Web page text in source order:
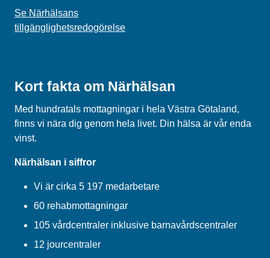
Se Närhälsans
tillgänglighetsredogörelse
Kort fakta om Närhälsan
Med hundratals mottagningar i hela Västra Götaland,
finns vi nära dig genom hela livet. Din hälsa är vår enda
vinst.
Närhälsan i siffror
Vi är cirka 5 197 medarbetare
60 rehabmottagningar
105 vårdcentraler inklusive barnavårdscentraler
12 jourcentraler